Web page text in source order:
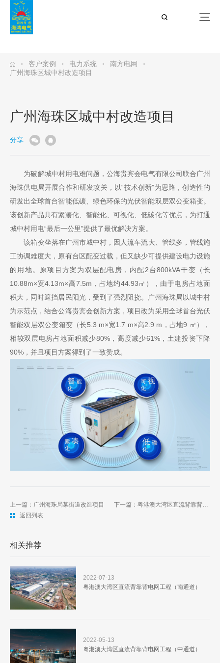
公海贵宾会
> 客户案例 > 电力系统 > 南方电网 >
广州海珠区城中村改造项目
广州海珠区城中村改造项目
分享
为破解城中村用电难问题，公海贵宾会电气有限公司联合广州
海珠供电局开展合作和研发攻关，以“技术创新”为思路，创造性的
研发出全球首台智能低碳、绿色环保的光伏智能双层双公变箱变。
该创新产品具有紧凑化、智能化、可视化、低碳化等优点，为打通
城中村用电“最后一公里”提供了最优解决方案。
 该箱变坐落在广州市城中村，因人流车流大、管线多，管线施
工协调难度大，原有台区配变过载，但又缺少可提供建设电力设施
的用地。原项目方案为双层配电房，内配2台800kVA干变（长
10.88m×宽4.13m×高7.5m，占地约44.93㎡），由于电房占地面
积大，同时遮挡居民阳光，受到了强烈阻挠。广州海珠局以城中村
为示范点，结合公海贵宾会创新方案，项目改为采用全球首台光伏
智能双层双公变箱变（长5.3 m×宽1.7 m×高2.9 m，占地9 ㎡），
相较双层电房占地面积减少80%，高度减少61%，土建投资下降
90%，并且项目方案得到了一致赞成。
上一篇：广州海珠局某街道改造项目
返回列表
下一篇：粤港澳大湾区直流背靠背电网工程（中通道）
相关推荐
2022-07-13
粤港澳大湾区直流背靠背电网工程（南通道）
2022-05-13
粤港澳大湾区直流背靠背电网工程（中通道）